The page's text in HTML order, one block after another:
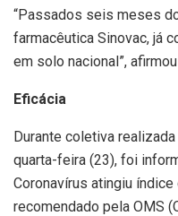
“Passados seis meses
farmacêutica Sinovac, já
em solo nacional”,
Eficácia
Durante coletiva
quarta-feira (23), foi
Coronavírus atingiu
recomendado pela OMS